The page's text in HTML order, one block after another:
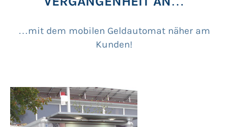
…mit dem mobilen Geldautomat näher am
Kunden!